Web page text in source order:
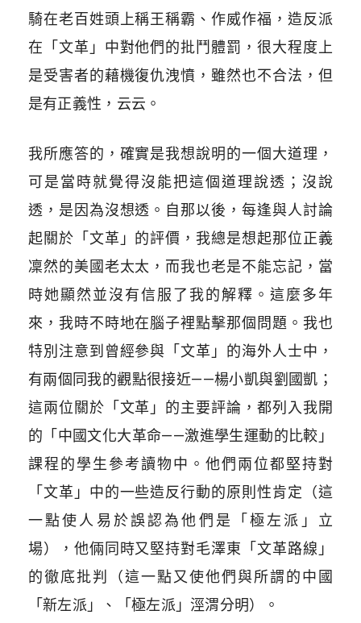
騎在老百姓頭上稱王稱霸、作威作福，造反派
在「文革」中對他們的批鬥體罰，很大程度上
是受害者的藉機復仇洩憤，雖然也不合法，但
是有正義性，云云。
我所應答的，確實是我想說明的一個大道理，
可是當時就覺得沒能把這個道理說透；沒說
透，是因為沒想透。自那以後，每逢與人討論
起關於「文革」的評價，我總是想起那位正義
凜然的美國老太太，而我也老是不能忘記，當
時她顯然並沒有信服了我的解釋。這麼多年
來，我時不時地在腦子裡點擊那個問題。我也
特別注意到曾經參與「文革」的海外人士中，
有兩個同我的觀點很接近——楊小凱與劉國凱；
這兩位關於「文革」的主要評論，都列入我開
的「中國文化大革命——激進學生運動的比較」
課程的學生參考讀物中。他們兩位都堅持對
「文革」中的一些造反行動的原則性肯定（這
一點使人易於誤認為他們是「極左派」立
場），他倆同時又堅持對毛澤東「文革路線」
的徹底批判（這一點又使他們與所謂的中國
「新左派」、「極左派」涇渭分明）。